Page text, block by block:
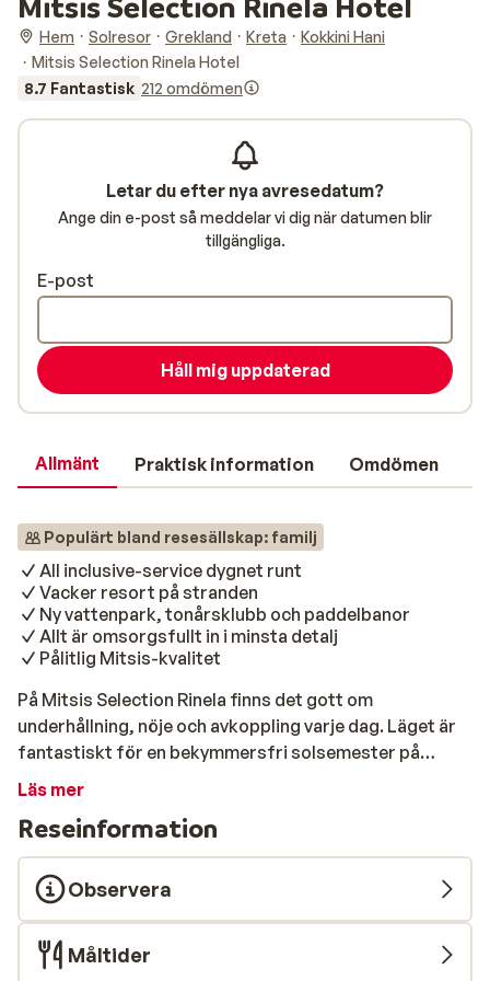
Hem Solresor Grekland Kreta
Kokkini Hani
Mitsis Selection Rinela Hotel
8.7 Fantastisk 212 omdömen
Allmänt Praktisk information Omdömen
Populärt bland resesällskap: familj
All inclusive-service dygnet runt
Vacker resort på stranden
Ny vattenpark, tonårsklubb och paddelbanor
Allt är omsorgsfullt in i minsta detalj
Pålitlig Mitsis-kvalitet
På Mitsis Selection Rinela finns det gott om
underhållning, nöje och avkoppling varje dag. Läget är
fantastiskt för en bekymmersfri solsemester på
Kreta, nära Kokkini Hani. Du kan höra vågorna mjukt i
härliga sandstranden. Det är också en perfekt plats för
vattenlek tack vare de stora poolerna och de olika
rutschkanorna. Här finns en kompakt vattenpark med
tre rutschkanor samt en vattenlekplats för de små.
Tonårsklubben erbjuder gott om utrymme att träffa
jämnåriga, och på de nya padelbanorna kan du spela en
Läs mer
Reseinformation
Observera
Måltider
Letar du efter nya avresedatum?
Ange din e-post så meddelar vi dig när datumen blir
tillgängliga.
E-post
Håll mig uppdaterad